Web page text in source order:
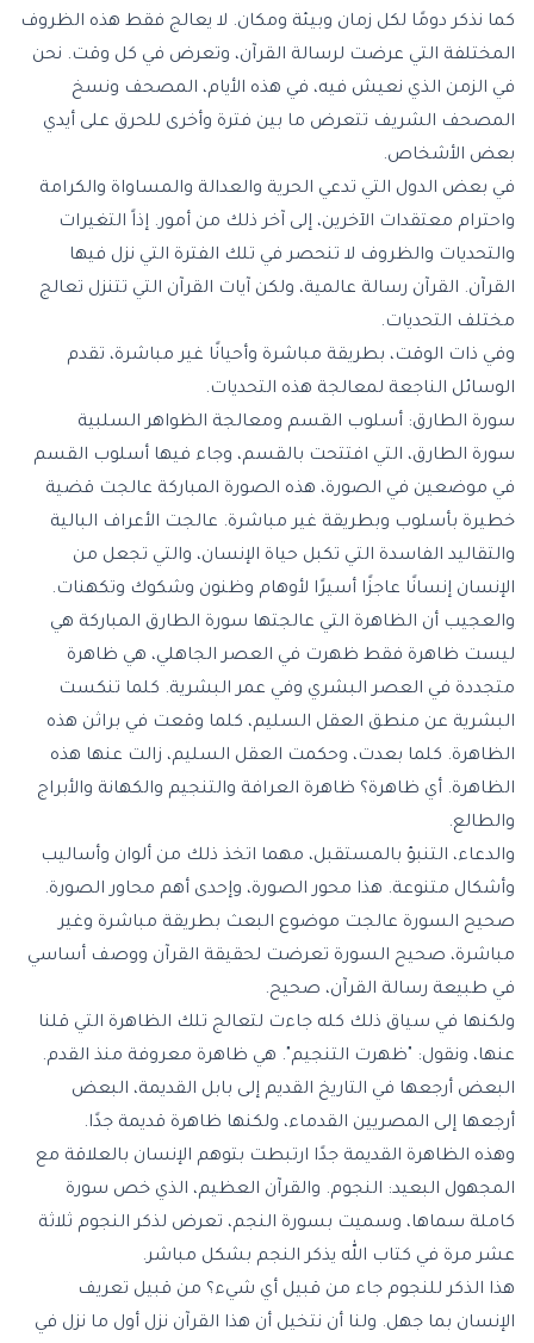
كما نذكر دومًا لكل زمان وبيئة ومكان. لا يعالج فقط هذه الظروف
المختلفة التي عرضت لرسالة القرآن، وتعرض في كل وقت. نحن
في الزمن الذي نعيش فيه، في هذه الأيام، المصحف ونسخ
المصحف الشريف تتعرض ما بين فترة وأخرى للحرق على أيدي
بعض الأشخاص.
في بعض الدول التي تدعي الحرية والعدالة والمساواة والكرامة
واحترام معتقدات الآخرين، إلى آخر ذلك من أمور. إذاً التغيرات
والتحديات والظروف لا تنحصر في تلك الفترة التي نزل فيها
القرآن. القرآن رسالة عالمية، ولكن آيات القرآن التي تتنزل تعالج
مختلف التحديات.
وفي ذات الوقت، بطريقة مباشرة وأحيانًا غير مباشرة، تقدم
الوسائل الناجعة لمعالجة هذه التحديات.
سورة الطارق: أسلوب القسم ومعالجة الظواهر السلبية
سورة الطارق، التي افتتحت بالقسم، وجاء فيها أسلوب القسم
في موضعين في الصورة، هذه الصورة المباركة عالجت قضية
خطيرة بأسلوب وبطريقة غير مباشرة. عالجت الأعراف البالية
والتقاليد الفاسدة التي تكبل حياة الإنسان، والتي تجعل من
الإنسان إنسانًا عاجزًا أسيرًا لأوهام وظنون وشكوك وتكهنات.
والعجيب أن الظاهرة التي عالجتها سورة الطارق المباركة هي
ليست ظاهرة فقط ظهرت في العصر الجاهلي، هي ظاهرة
متجددة في العصر البشري وفي عمر البشرية. كلما تنكست
البشرية عن منطق العقل السليم، كلما وقعت في براثن هذه
الظاهرة. كلما بعدت، وحكمت العقل السليم، زالت عنها هذه
الظاهرة. أي ظاهرة؟ ظاهرة العرافة والتنجيم والكهانة والأبراج
والطالع.
والدعاء، التنبؤ بالمستقبل، مهما اتخذ ذلك من ألوان وأساليب
وأشكال متنوعة. هذا محور الصورة، وإحدى أهم محاور الصورة.
صحيح السورة عالجت موضوع البعث بطريقة مباشرة وغير
مباشرة، صحيح السورة تعرضت لحقيقة القرآن ووصف أساسي
في طبيعة رسالة القرآن، صحيح.
ولكنها في سياق ذلك كله جاءت لتعالج تلك الظاهرة التي قلنا
عنها، ونقول: "ظهرت التنجيم". هي ظاهرة معروفة منذ القدم.
البعض أرجعها في التاريخ القديم إلى بابل القديمة، البعض
أرجعها إلى المصريين القدماء، ولكنها ظاهرة قديمة جدًا.
وهذه الظاهرة القديمة جدًا ارتبطت بتوهم الإنسان بالعلاقة مع
المجهول البعيد: النجوم. والقرآن العظيم، الذي خص سورة
كاملة سماها، وسميت بسورة النجم، تعرض لذكر النجوم ثلاثة
عشر مرة في كتاب الله يذكر النجم بشكل مباشر.
هذا الذكر للنجوم جاء من قبيل أي شيء؟ من قبيل تعريف
الإنسان بما جهل. ولنا أن نتخيل أن هذا القرآن نزل أول ما نزل في